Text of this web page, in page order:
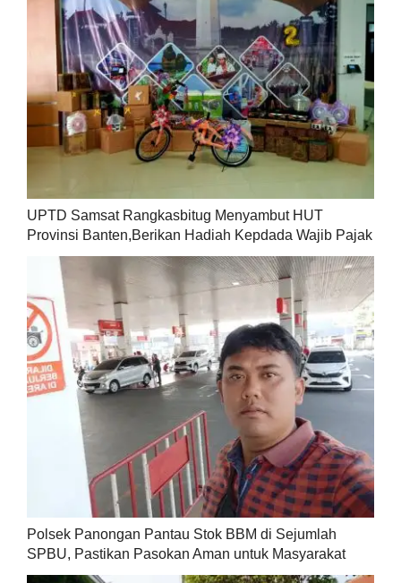
UPTD Samsat Rangkasbitug Menyambut HUT
Provinsi Banten,Berikan Hadiah Kepdada Wajib Pajak
Polsek Panongan Pantau Stok BBM di Sejumlah
SPBU, Pastikan Pasokan Aman untuk Masyarakat